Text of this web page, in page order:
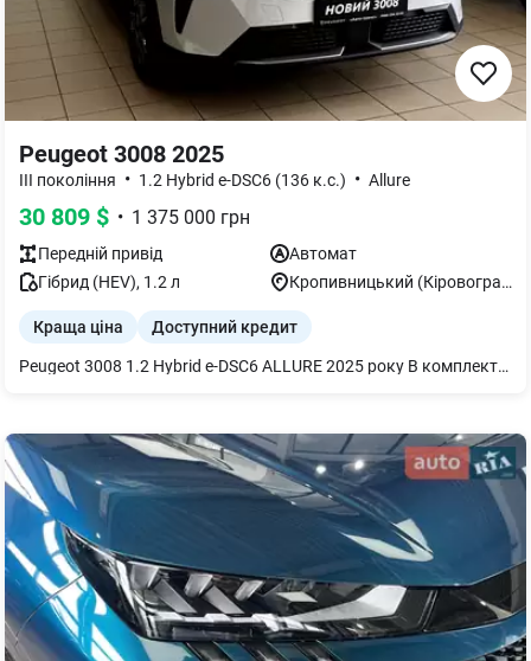
Peugeot 3008 2025
III покоління • 1.2 Hybrid e-DSC6 (136 к.с.) • Allure
30 809 $ • 1 375 000 грн
Передній привід
Автомат
Гібрид (HEV), 1.2л Кропивницький (Кіровоград)
Краща ціна Доступний кредит
Peugeot 3008 1.2 Hybrid e-DSC6 ALLURE 2025 року В комплектацію Allure входить: -Двозонний клімат-контроль -Круїз-контроль -Електричний обігрів скла -Безключовий доступ -Підігрів передніх сидінь -Датчики паркування +камера 180 +Додатково встановлений пакет: Peugeot Panoramic i-Cockpit®(28 360) Можливо придбання за готівку,лізинг,кредит,трейд-ін. Завітайте в автосалон "Авто-Шанс центр" м. Кропивницький.